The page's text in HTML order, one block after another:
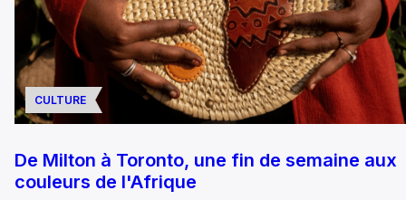
CULTURE
De Milton à Toronto, une fin de semaine aux
couleurs de l'Afrique